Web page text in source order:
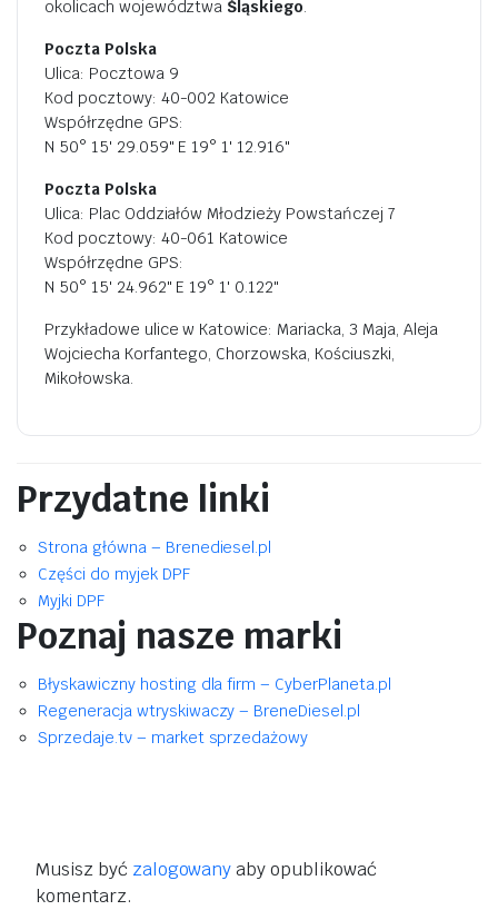
okolicach województwa Śląskiego.
Poczta Polska
Ulica: Pocztowa 9
Kod pocztowy: 40-002 Katowice
Współrzędne GPS:
N 50° 15' 29.059" E 19° 1' 12.916"
Poczta Polska
Ulica: Plac Oddziałów Młodzieży Powstańczej 7
Kod pocztowy: 40-061 Katowice
Współrzędne GPS:
N 50° 15' 24.962" E 19° 1' 0.122"
Przykładowe ulice w Katowice: Mariacka, 3 Maja, Aleja
Wojciecha Korfantego, Chorzowska, Kościuszki,
Mikołowska.
Przydatne linki
Strona główna – Brenediesel.pl
Części do myjek DPF
Myjki DPF
Poznaj nasze marki
Błyskawiczny hosting dla firm – CyberPlaneta.pl
Regeneracja wtryskiwaczy – BreneDiesel.pl
Sprzedaje.tv – market sprzedażowy
Musisz być zalogowanyaby opublikować
komentarz.